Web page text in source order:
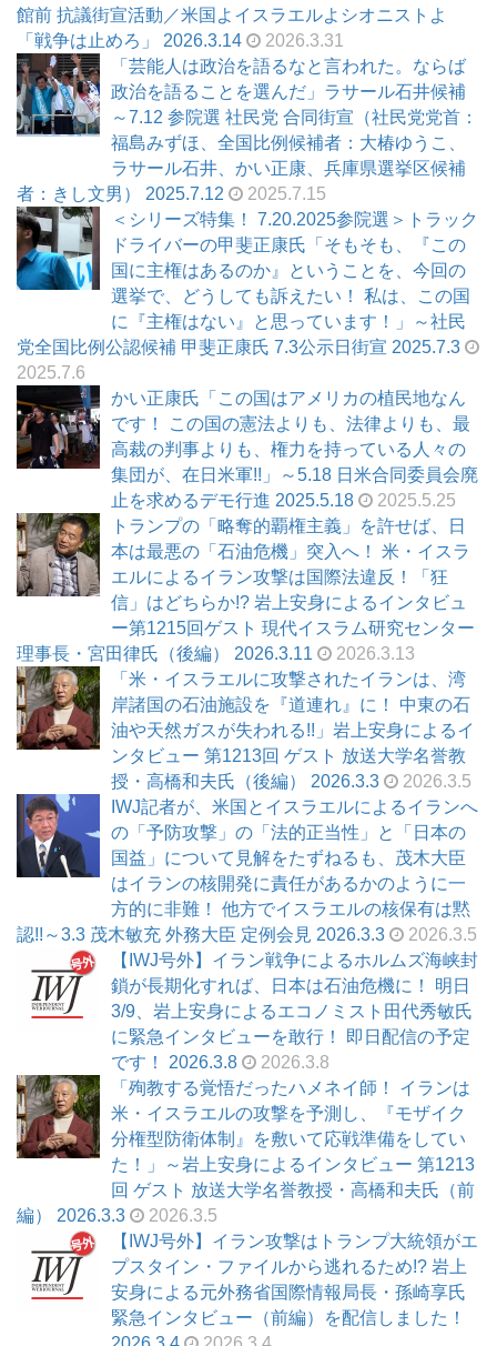
館前 抗議街宣活動／米国よイスラエルよシオニストよ
「戦争は止めろ」 2026.3.14
2026.3.31
「芸能人は政治を語るなと言われた。ならば
政治を語ることを選んだ」ラサール石井候補
～7.12 参院選 社民党 合同街宣（社民党党首：
福島みずほ、全国比例候補者：大椿ゆうこ、
ラサール石井、かい正康、兵庫県選挙区候補
者：きし文男） 2025.7.12
2025.7.15
＜シリーズ特集！ 7.20.2025参院選＞トラック
ドライバーの甲斐正康氏「そもそも、『この
国に主権はあるのか』ということを、今回の
選挙で、どうしても訴えたい！ 私は、この国
に『主権はない』と思っています！」～社民
党全国比例公認候補 甲斐正康氏 7.3公示日街宣 2025.7.3
2025.7.6
かい正康氏「この国はアメリカの植民地なん
です！ この国の憲法よりも、法律よりも、最
高裁の判事よりも、権力を持っている人々の
集団が、在日米軍!!」～5.18 日米合同委員会廃
止を求めるデモ行進 2025.5.18
2025.5.25
トランプの「略奪的覇権主義」を許せば、日
本は最悪の「石油危機」突入へ！ 米・イスラ
エルによるイラン攻撃は国際法違反！「狂
信」はどちらか!? 岩上安身によるインタビュ
ー第1215回ゲスト 現代イスラム研究センター
理事長・宮田律氏（後編） 2026.3.11
2026.3.13
「米・イスラエルに攻撃されたイランは、湾
岸諸国の石油施設を『道連れ』に！ 中東の石
油や天然ガスが失われる!!」岩上安身によるイ
ンタビュー 第1213回 ゲスト 放送大学名誉教
授・高橋和夫氏（後編） 2026.3.3
2026.3.5
IWJ記者が、米国とイスラエルによるイランへ
の「予防攻撃」の「法的正当性」と「日本の
国益」について見解をたずねるも、茂木大臣
はイランの核開発に責任があるかのように一
方的に非難！ 他方でイスラエルの核保有は黙
認!!～3.3 茂木敏充 外務大臣 定例会見 2026.3.3
2026.3.5
【IWJ号外】イラン戦争によるホルムズ海峡封
鎖が長期化すれば、日本は石油危機に！ 明日
3/9、岩上安身によるエコノミスト田代秀敏氏
に緊急インタビューを敢行！ 即日配信の予定
です！ 2026.3.8
2026.3.8
「殉教する覚悟だったハメネイ師！ イランは
米・イスラエルの攻撃を予測し、『モザイク
分権型防衛体制』を敷いて応戦準備をしてい
た！」～岩上安身によるインタビュー 第1213
回 ゲスト 放送大学名誉教授・高橋和夫氏（前
編） 2026.3.3
2026.3.5
【IWJ号外】イラン攻撃はトランプ大統領がエ
プスタイン・ファイルから逃れるため!? 岩上
安身による元外務省国際情報局長・孫崎享氏
緊急インタビュー（前編）を配信しました！